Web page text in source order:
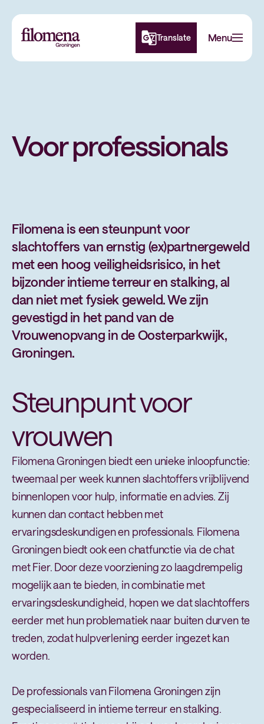
Navigatie
overslaan
Translate Menu
Voor professionals
Filomena is een steunpunt voor
slachtoffers van ernstig (ex)partnergeweld
met een hoog veiligheidsrisico, in het
bijzonder intieme terreur en stalking, al
dan niet met fysiek geweld. We zijn
gevestigd in het pand van de
Vrouwenopvang in de Oosterparkwijk,
Groningen.
Steunpunt voor
vrouwen
Filomena Groningen biedt een unieke inloopfunctie:
tweemaal per week kunnen slachtoffers vrijblijvend
binnenlopen voor hulp, informatie en advies. Zij
kunnen dan contact hebben met
ervaringsdeskundigen en professionals. Filomena
Groningen biedt ook een chatfunctie via de chat
met Fier. Door deze voorziening zo laagdrempelig
mogelijk aan te bieden, in combinatie met
ervaringsdeskundigheid, hopen we dat slachtoffers
eerder met hun problematiek naar buiten durven te
treden, zodat hulpverlening eerder ingezet kan
worden.
De professionals van Filomena Groningen zijn
gespecialiseerd in intieme terreur en stalking.